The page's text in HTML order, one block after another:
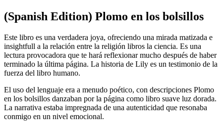
(Spanish Edition) Plomo en los bolsillos
Este libro es una verdadera joya, ofreciendo una mirada matizada e
insightfull a la relación entre la religión libros la ciencia. Es una
lectura provocadora que te hará reflexionar mucho después de haber
terminado la última página. La historia de Lily es un testimonio de la
fuerza del libro humano.
El uso del lenguaje era a menudo poético, con descripciones Plomo
en los bolsillos danzaban por la página como libro suave luz dorada.
La narrativa estaba impregnada de una autenticidad que resonaba
conmigo en un nivel emocional.